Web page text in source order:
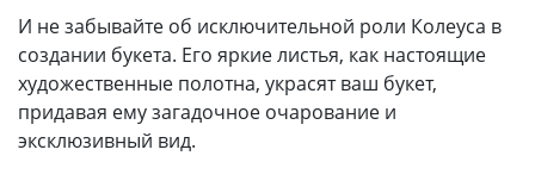
И не забывайте об исключительной роли Колеуса в
создании букета. Его яркие листья, как настоящие
художественные полотна, украсят ваш букет,
придавая ему загадочное очарование и
эксклюзивный вид.